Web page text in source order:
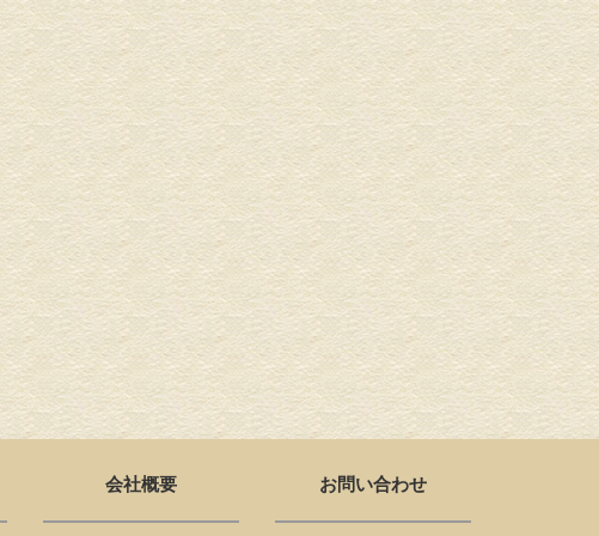
会社概要 お問い合わせ